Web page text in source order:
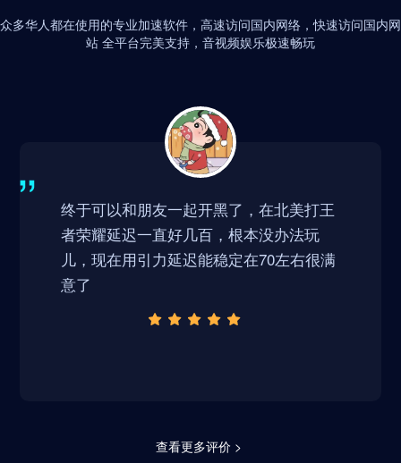
众多华人都在使用的专业加速软件，高速访问国内网络，快速访问国内网
站 全平台完美支持，音视频娱乐极速畅玩
Gresiz
终于可以和朋友一起开黑了，在北美打王
者荣耀延迟一直好几百，根本没办法玩
儿，现在用引力延迟能稳定在70左右很满
意了
查看更多评价 >